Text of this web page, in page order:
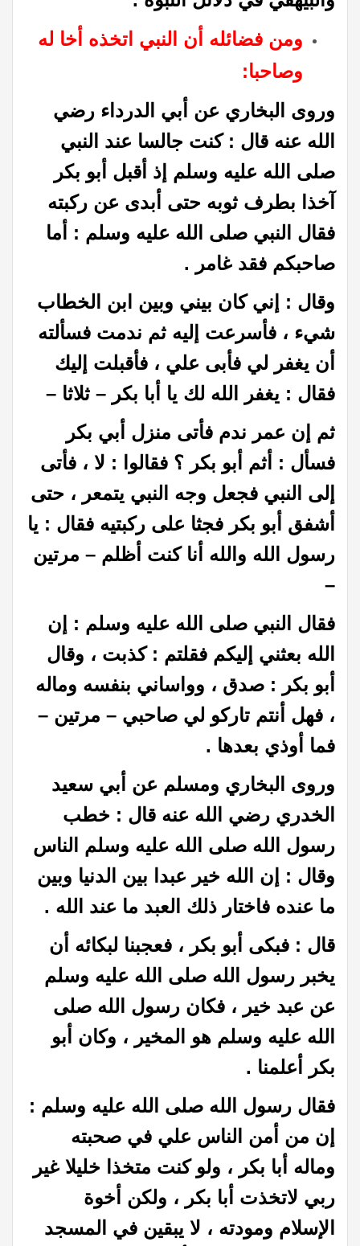
ومن فضائله أن النبي اتخذه أخا له
وصاحبا:
وروى البخاري عن أبي الدرداء رضي
الله عنه قال : كنت جالسا عند النبي
صلى الله عليه وسلم إذ أقبل أبو بكر
آخذا بطرف ثوبه حتى أبدى عن ركبته
فقال النبي صلى الله عليه وسلم : أما
صاحبكم فقد غامر .
وقال : إني كان بيني وبين ابن الخطاب
شيء ، فأسرعت إليه ثم ندمت فسألته
أن يغفر لي فأبى علي ، فأقبلت إليك
فقال : يغفر الله لك يا أبا بكر – ثلاثا –
ثم إن عمر ندم فأتى منزل أبي بكر
فسأل : أثم أبو بكر ؟ فقالوا : لا ، فأتى
إلى النبي فجعل وجه النبي يتمعر ، حتى
أشفق أبو بكر فجثا على ركبتيه فقال : يا
رسول الله والله أنا كنت أظلم – مرتين
–
فقال النبي صلى الله عليه وسلم : إن
الله بعثني إليكم فقلتم : كذبت ، وقال
أبو بكر : صدق ، وواساني بنفسه وماله
، فهل أنتم تاركو لي صاحبي – مرتين –
فما أوذي بعدها .
وروى البخاري ومسلم عن أبي سعيد
الخدري رضي الله عنه قال : خطب
رسول الله صلى الله عليه وسلم الناس
وقال : إن الله خير عبدا بين الدنيا وبين
ما عنده فاختار ذلك العبد ما عند الله .
قال : فبكى أبو بكر ، فعجبنا لبكائه أن
يخبر رسول الله صلى الله عليه وسلم
عن عبد خير ، فكان رسول الله صلى
الله عليه وسلم هو المخير ، وكان أبو
بكر أعلمنا .
فقال رسول الله صلى الله عليه وسلم :
إن من أمن الناس علي في صحبته
وماله أبا بكر ، ولو كنت متخذا خليلا غير
ربي لاتخذت أبا بكر ، ولكن أخوة
الإسلام ومودته ، لا يبقين في المسجد